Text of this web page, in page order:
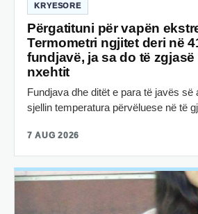
KRYESORE
Përgatituni për vapën
Termometri ngjitet deri në
fundjavë, ja sa do të zgjasë
nxehtit
Fundjava dhe ditët e para të javës së
sjellin temperatura përvëluese në të
7 AUG 2026